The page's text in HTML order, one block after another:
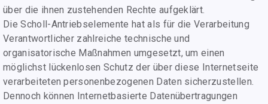
über die ihnen zustehenden Rechte aufgeklärt.
Die Scholl-Antriebselemente hat als für die Verarbeitung
Verantwortlicher zahlreiche technische und
organisatorische Maßnahmen umgesetzt, um einen
möglichst lückenlosen Schutz der über diese Internetseite
verarbeiteten personenbezogenen Daten sicherzustellen.
Dennoch können Internetbasierte Datenübertragungen